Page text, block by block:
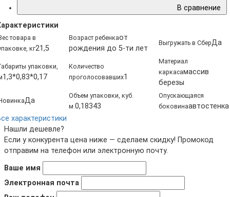
В сравнение
товара в
кг21,5
Возраст ребенкаот
рождения до 5-ти лет
Выгружать в СберДа
упаковки,
1,3*0,83*0,17
Количество
проголосовавших1
Материал
каркасамассив
березы
Да
Объем упаковки, куб.
м.0,18343
Опускающаяся
боковинаавтостенка
характеристики
Нашли дешевле?
Если у конкурента цена ниже — сделаем скидку! Промокод
отправим на телефон или электронную почту.
Ваше имя
Электронная почта